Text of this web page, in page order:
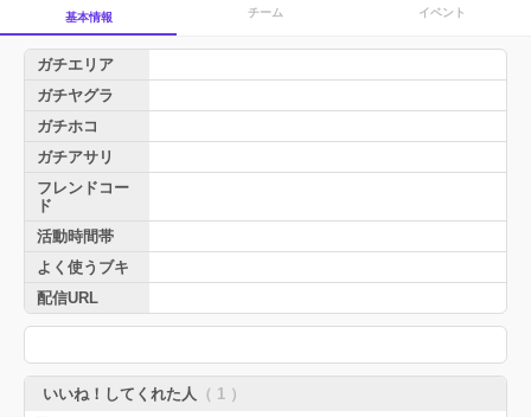
基本情報 チーム イベント
ガチエリア
ガチヤグラ
ガチホコ
ガチアサリ
フレンドコー
ド
活動時間帯
よく使うブキ
配信URL
いいね！してくれた人 （ 1 ）